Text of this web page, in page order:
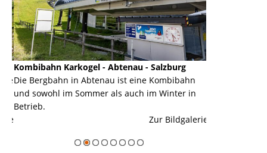
Kombibahn Karkogel - Abtenau - Salzburg
Die Bergbahn in Abtenau ist eine Kombibahn
und sowohl im Sommer als auch im Winter in
Betrieb.
Zur Bildgalerie